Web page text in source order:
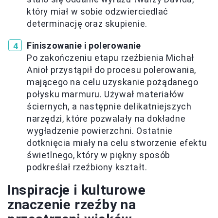
który miał w sobie odzwierciedlać
determinację oraz skupienie.
Finiszowanie i polerowanie
Po zakończeniu etapu rzeźbienia Michał
Anioł przystąpił do procesu polerowania,
mającego na celu uzyskanie pożądanego
połysku marmuru. Używał materiałów
ściernych, a następnie delikatniejszych
narzędzi, które pozwalały na dokładne
wygładzenie powierzchni. Ostatnie
dotknięcia miały na celu stworzenie efektu
świetlnego, który w piękny sposób
podkreślał rzeźbiony kształt.
Inspiracje i kulturowe
znaczenie rzeźby na